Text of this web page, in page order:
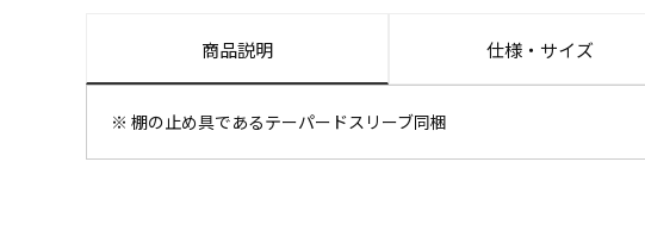
商品説明 仕様・サイズ
※ 棚の止め具であるテーパードスリーブ同梱